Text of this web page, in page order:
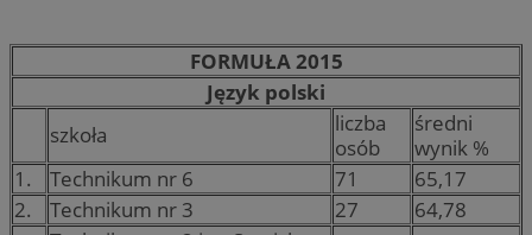
FORMUŁA 2015
Język polski
szkoła
liczba
osób
średni
wynik %
1.
Technikum nr 6 71
65,17
2.
Technikum nr 3 27
64,78